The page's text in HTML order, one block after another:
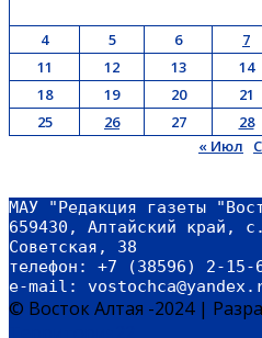
4
5 6 7
11
12 13 14
18
19 20 21
25
26 27 28
« Июл
МАУ "Редакция газеты
659430, Алтайский край,
Советская, 38
телефон: +7 (38596) 2-15-
e-mail:
© Восток Алтая -2024 |